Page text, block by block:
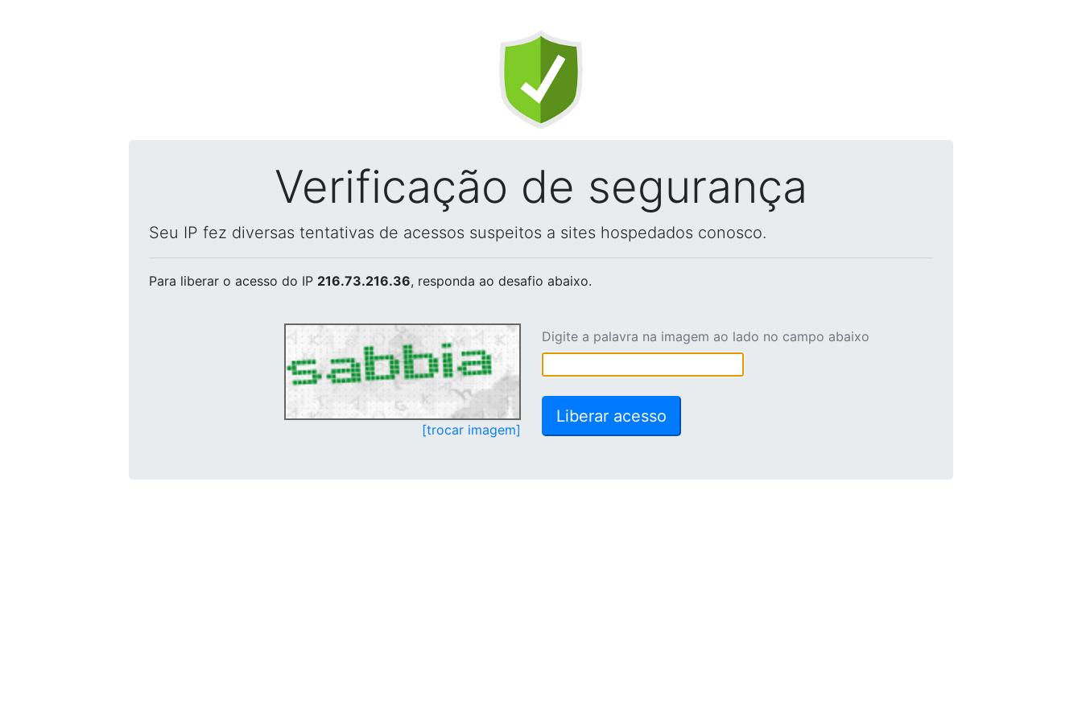
Verificação de segurança
Seu IP fez diversas tentativas de acessos suspeitos a sites hospedados conosco.
Para liberar o acesso do IP 216.73.216.36, responda ao desafio abaixo.
[trocar imagem]
Digite a palavra na imagem ao lado no campo abaixo